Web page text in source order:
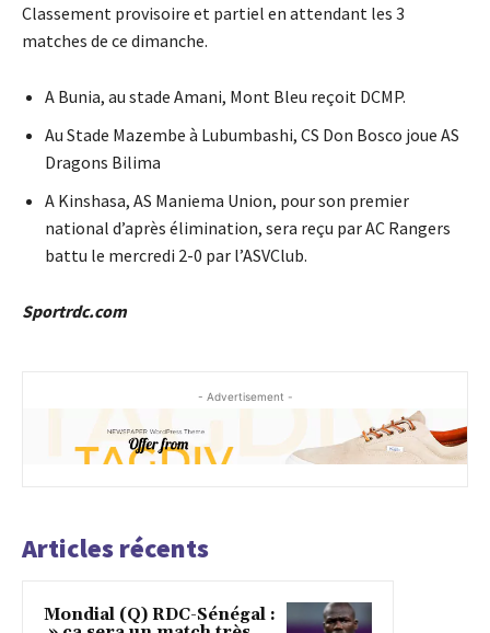
Classement provisoire et partiel en attendant les 3
matches de ce dimanche.
A Bunia, au stade Amani, Mont Bleu reçoit DCMP.
Au Stade Mazembe à Lubumbashi, CS Don Bosco joue AS
Dragons Bilima
A Kinshasa, AS Maniema Union, pour son premier
national d’après élimination, sera reçu par AC Rangers
battu le mercredi 2-0 par l’ASVClub.
Sportrdc.com
- Advertisement -
Articles récents
Mondial (Q) RDC-Sénégal :